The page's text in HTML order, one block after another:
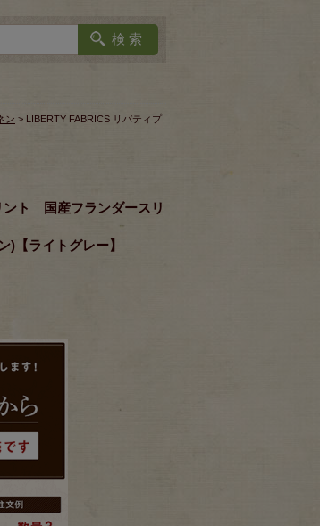
ン > LIBERTY FABRICS リバティプ
ント 国産フランダースリ
)【ライトグレー】